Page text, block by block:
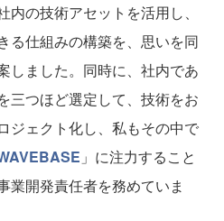
の技術アセットを活用し、
る仕組みの構築を、思いを同
しました。同時に、社内であ
三つほど選定して、技術をお
ジェクト化し、私もその中で
」に注力すること
業開発責任者を務めていま